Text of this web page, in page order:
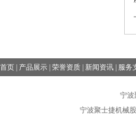
首页 产品展示 荣誉资质 新闻资讯 服务
宁波
宁波聚士捷机械